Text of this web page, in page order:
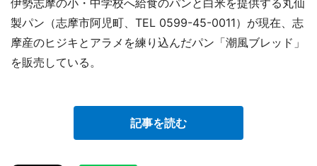
製パン（志摩市阿児町、TEL 0599-45-0011）が現在、志
摩産のヒジキとアラメを練り込んだパン「潮風ブレッド」
を販売している。
記事を読む